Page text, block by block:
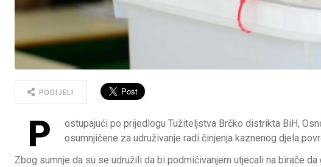
PODIJELI
P
ostupajući po prijedlogu Tužiteljstva Brčko distrikta BiH,
osumnjičene za udruživanje radi činjenja kaznenog djela
Zbog sumnje da su se udružili da bi podmićivanjem utjecali na birače